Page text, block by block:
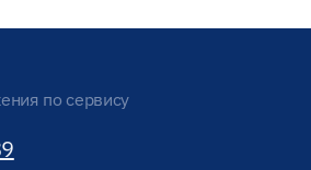
по сервису